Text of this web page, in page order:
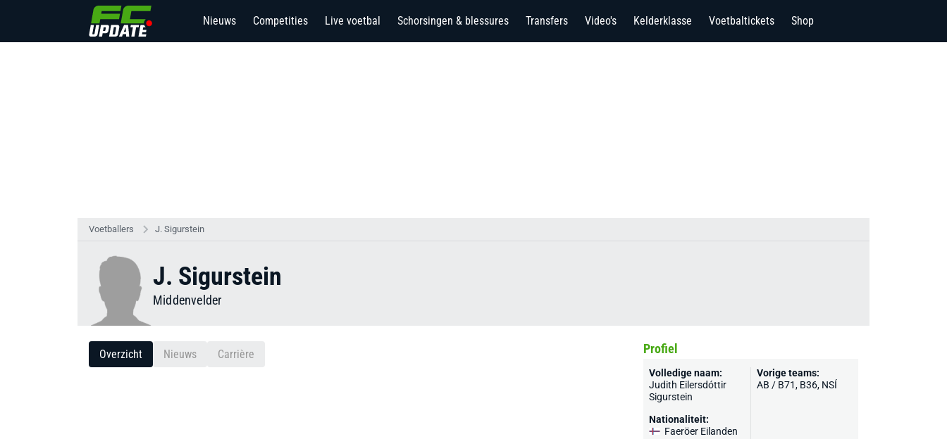
Nieuws Competities Live voetbal Schorsingen & blessures Transfers Video's Kelderklasse Voetbaltickets Shop
Voetballers J. Sigurstein
J. Sigurstein
Middenvelder
Overzicht Nieuws Carrière Profiel
Volledige naam:
Judith Eilersdóttir
Sigurstein
Nationaliteit:
Faeröer Eilanden
Vorige teams:
AB / B71, B36, NSÍ